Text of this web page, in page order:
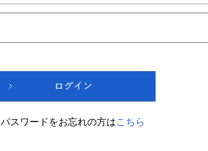
パスワードをお忘れの方はこちら